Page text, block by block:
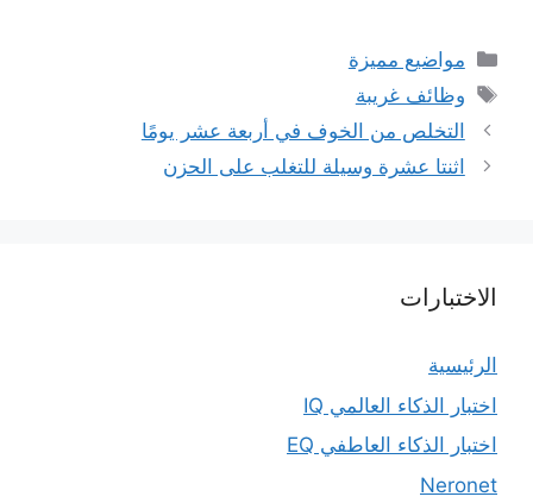
التصنيفات
مواضيع مميزة
الوسوم
وظائف غريبة
التخلص من الخوف في أربعة عشر يومًا
اثنتا عشرة وسيلة للتغلب على الحزن
الاختبارات
الرئيسية
اختبار الذكاء العالمي IQ
اختبار الذكاء العاطفي EQ
Neronet